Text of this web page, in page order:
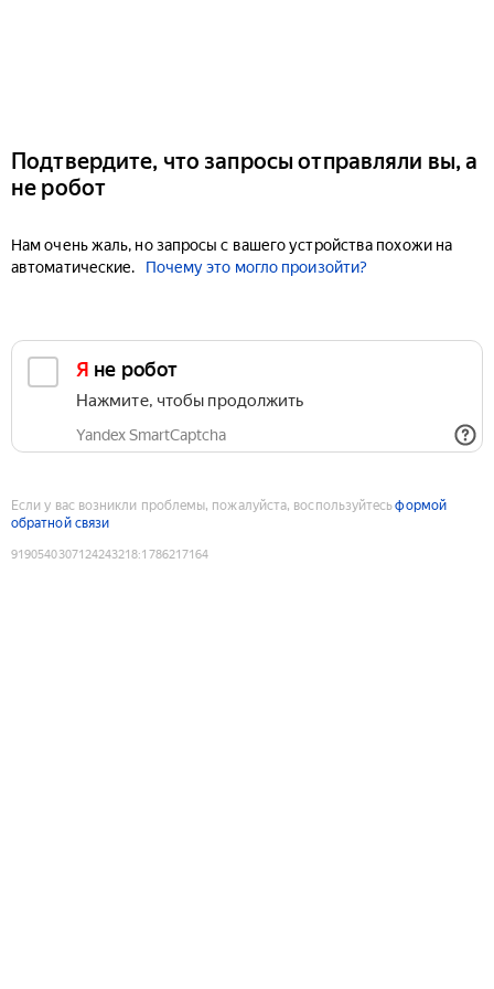
Подтвердите, что запросы отправляли вы, а
не робот
Нам очень жаль, но запросы с вашего устройства похожи на
автоматические.
Почему это могло произойти?
Я не робот
Нажмите, чтобы продолжить
Yandex SmartCaptcha
Если у вас возникли проблемы, пожалуйста, воспользуйтесьформой
обратной связи
9190540307124243218:1786217164